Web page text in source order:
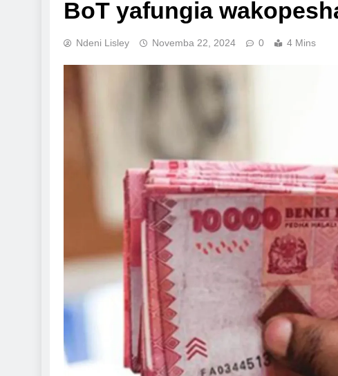
BoT yafungia
Ndeni Lisley Novemba 22, 2024 0 4 Mins